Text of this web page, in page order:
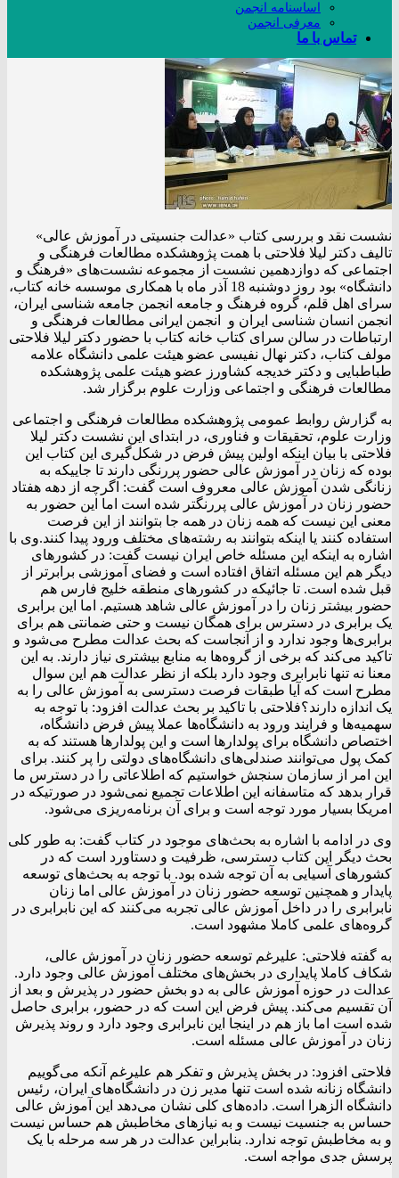
اساسنامه انجمن
معرفی انجمن
تماس با ما
نشست نقد و بررسی کتاب «عدالت جنسیتی در آموزش عالی»
تالیف دکتر لیلا فلاحتی با همت پژوهشکده مطالعات فرهنگی و
اجتماعی که دوازدهمین نشست از مجموعه نشست‌های «فرهنگ و
دانشگاه» بود روز دوشنبه 18 آذر ماه با همکاری موسسه خانه کتاب،
سرای اهل قلم، گروه فرهنگ و جامعه انجمن جامعه شناسی ایران،
انجمن انسان شناسی ایران و انجمن ایرانی مطالعات فرهنگی و
ارتباطات در سالن سرای کتاب خانه کتاب با حضور دکتر لیلا فلاحتی
مولف کتاب، دکتر نهال نفیسی عضو هیئت علمی دانشگاه علامه
طباطبایی و دکتر خدیجه کشاورز عضو هیئت علمی پژوهشکده
مطالعات فرهنگی و اجتماعی وزارت علوم برگزار شد.
به گزارش روابط عمومی پژوهشکده مطالعات فرهنگی و اجتماعی
وزارت علوم، تحقیقات و فناوری، در ابتدای این نشست دکتر لیلا
فلاحتی با بیان اینکه اولین پیش فرض در شکل‌گیری این کتاب این
بوده که زنان در آموزش عالی حضور پررنگی دارند تا جاییکه به
زنانگی شدن آموزش عالی معروف است گفت: اگرچه از دهه هفتاد
حضور زنان در آموزش عالی پررنگتر شده است اما این حضور به
معنی این نیست که همه زنان در همه جا بتوانند از این فرصت
استفاده کنند یا اینکه بتوانند به رشته‌های مختلف ورود پیدا کنند.وی با
اشاره به اینکه این مسئله خاص ایران نیست گفت: در کشورهای
دیگر هم این مسئله اتفاق افتاده است و فضای آموزشی برابرتر از
قبل شده است. تا جائیکه در کشورهای منطقه خلیج فارس هم
حضور بیشتر زنان را در آموزش عالی شاهد هستیم. اما این برابری
یک برابری در دسترس برای همگان نیست و حتی ضمانتی هم برای
برابری‌ها وجود ندارد و از آنجاست که بحث عدالت مطرح می‌شود و
تاکید می‌کند که برخی از گروه‌ها به منابع بیشتری نیاز دارند. به این
معنا نه تنها نابرابری وجود دارد بلکه از نظر عدالت هم این سوال
مطرح است که آیا طبقات فرصت دسترسی به آموزش عالی را به
یک اندازه دارند؟فلاحتی با تاکید بر بحث عدالت افزود: با توجه به
سهمیه‌ها و فرایند ورود به دانشگاه‌ها عملا پیش فرض دانشگاه،
اختصاص دانشگاه برای پولدارها است و این پولدارها هستند که به
کمک پول می‌توانند صندلی‌های دانشگاه‌های دولتی را پر کنند. برای
این امر از سازمان سنجش خواستیم که اطلاعاتی را در دسترس ما
قرار بدهد که متاسفانه این اطلاعات تجمیع نمی‌شود در صورتیکه در
امریکا بسیار مورد توجه است و برای آن برنامه‌ریزی می‌شود.
وی در ادامه با اشاره به بحث‌های موجود در کتاب گفت: به طور کلی
بحث دیگر این کتاب دسترسی، ظرفیت و دستاورد است که در
کشورهای آسیایی به آن توجه شده بود. با توجه به بحث‌های توسعه
پایدار و همچنین توسعه حضور زنان در آموزش عالی اما زنان
نابرابری را در داخل آموزش عالی تجربه می‌کنند که این نابرابری در
گروه‌های علمی کاملا مشهود است.
به گفته فلاحتی: علیرغم توسعه حضور زنان در آموزش عالی،
شکاف کاملا پایداری در بخش‌های مختلف آموزش عالی وجود دارد.
عدالت در حوزه آموزش عالی به دو بخش حضور در پذیرش و بعد از
آن تقسیم می‌کند. پیش فرض این است که در حضور، برابری حاصل
شده است اما باز هم در اینجا این نابرابری وجود دارد و روند پذیرش
زنان در آموزش عالی مسئله است.
فلاحتی افزود: در بخش پذیرش و تفکر هم علیرغم آنکه می‌گوییم
دانشگاه زنانه شده است تنها مدیر زن در دانشگاه‌های ایران، رئیس
دانشگاه الزهرا است. داده‌های کلی نشان می‌دهد این آموزش عالی
حساس به جنسیت نیست و به نیازهای مخاطبش هم حساس نیست
و به مخاطبش توجه ندارد. بنابراین عدالت در هر سه مرحله با یک
پرسش جدی مواجه است.